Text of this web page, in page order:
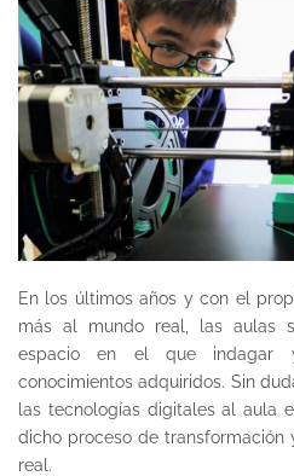
En los últimos años y con el
más al mundo real, las aulas
espacio en el que indagar
conocimientos adquiridos. Sin
las tecnologías digitales al aula
dicho proceso de
real.